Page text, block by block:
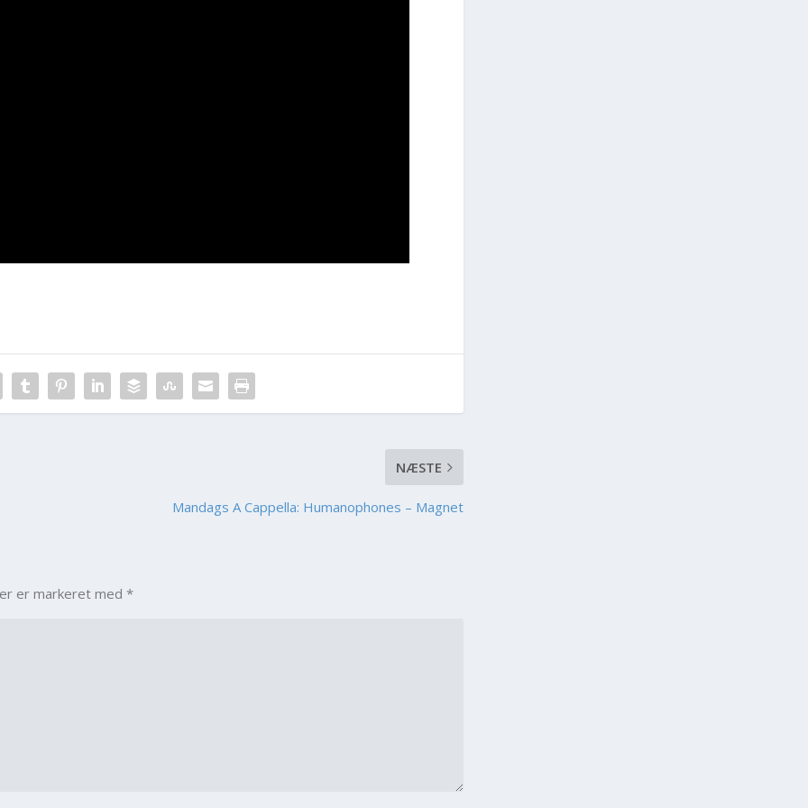
NÆSTE
Mandags A Cappella: Humanophones – Magnet
er markeret med*